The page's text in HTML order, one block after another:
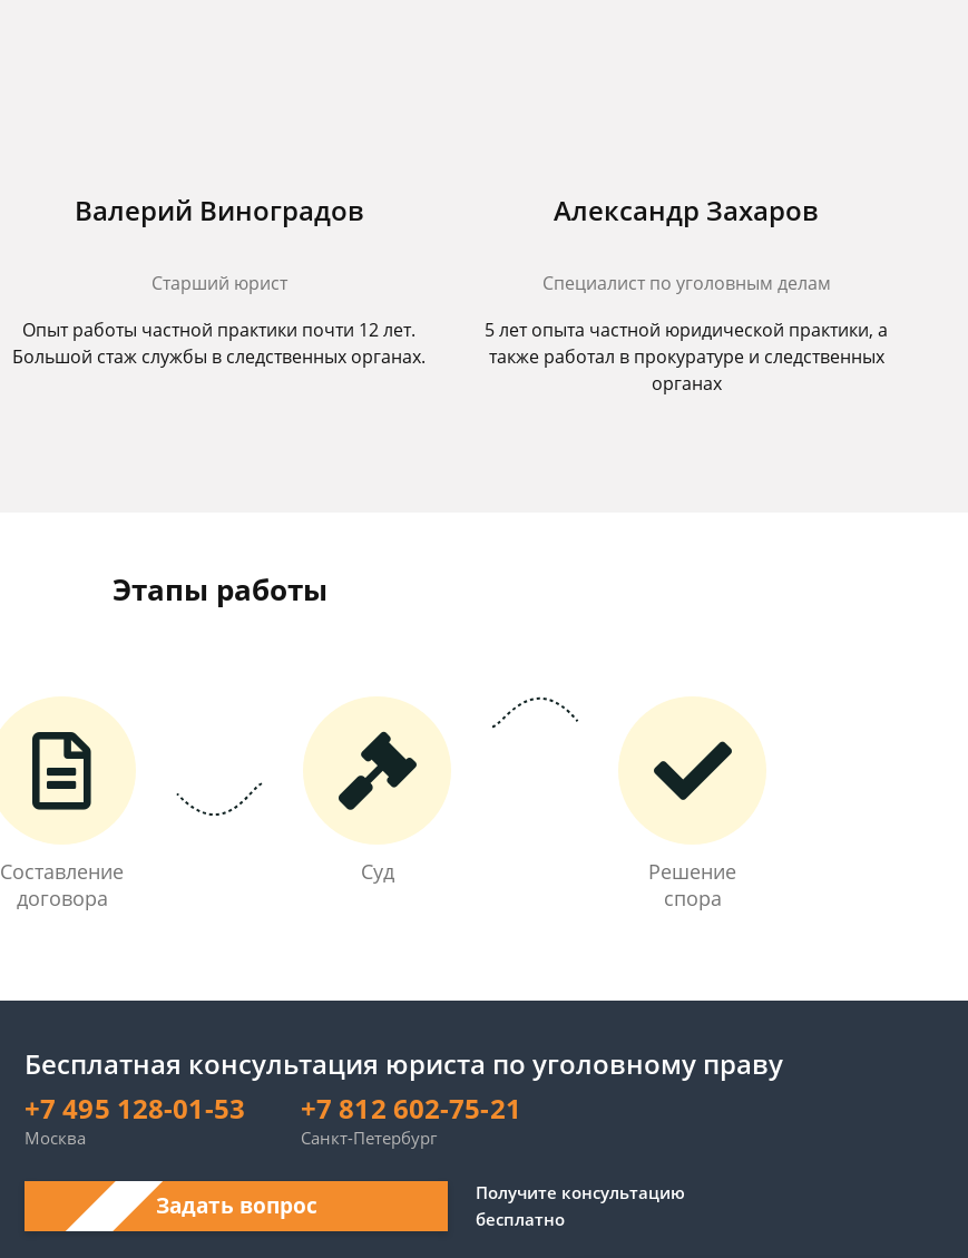
Валерий Виноградов
Старший юрист
Опыт работы частной практики почти 12 лет.
Большой стаж службы в следственных органах.
Александр Захаров
Специалист по уголовным делам
5 лет опыта частной юридической практики, а
также работал в прокуратуре и следственных
органах
Этапы работы
Составление
договора
Суд
Решение
спора
Бесплатная консультация юриста по уголовному праву
+7 495 128-01-53
Москва
+7 812 602-75-21
Санкт-Петербург
Задать вопрос
Получите консультацию
бесплатно